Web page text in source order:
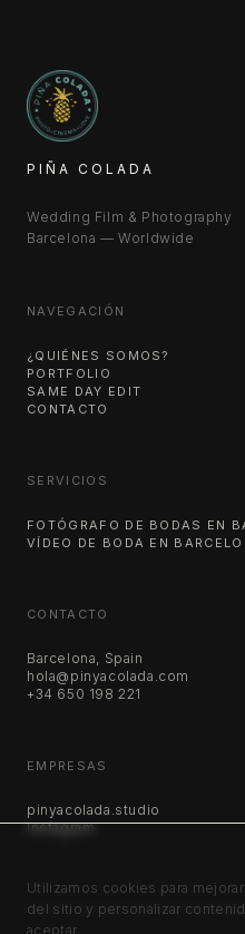
PIÑA COLADA
Wedding Film & Photography
Barcelona — Worldwide
NAVEGACIÓN
¿QUIÉNES SOMOS?
PORTFOLIO
SAME DAY EDIT
CONTACTO
SERVICIOS
FOTÓGRAFO DE BODAS EN
VÍDEO DE BODA EN
CONTACTO
Barcelona, Spain
hola@pinyacolada.com
+34 650 198 221
EMPRESAS
pinyacolada.studio
Instagram
Utilizamos cookies para
del sitio y personalizar
aceptar.